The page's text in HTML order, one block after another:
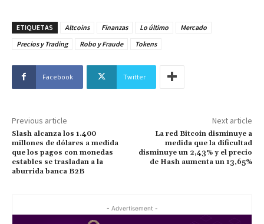
ETIQUETAS Altcoins Finanzas Lo último
Mercado
Precios y Trading
Robo y Fraude Tokens
Facebook Twitter
Previous article
Slash alcanza los 1.400
millones de dólares a medida
que los pagos con monedas
estables se trasladan a la
aburrida banca B2B
Next article
La red Bitcoin disminuye a
medida que la dificultad
disminuye un 2,43% y el precio
de Hash aumenta un 13,65%
- Advertisement -